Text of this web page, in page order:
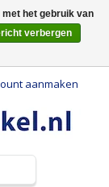
aanmaken
het gebruik van
verbergen